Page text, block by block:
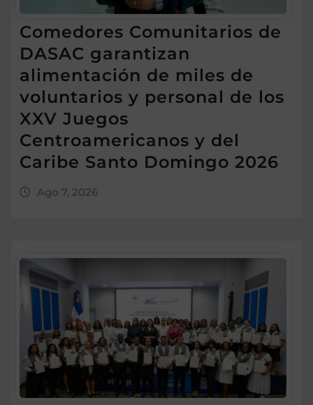
Comedores Comunitarios de
DASAC garantizan
alimentación de miles de
voluntarios y personal de los
XXV Juegos
Centroamericanos y del
Caribe Santo Domingo 2026
Ago 7, 2026